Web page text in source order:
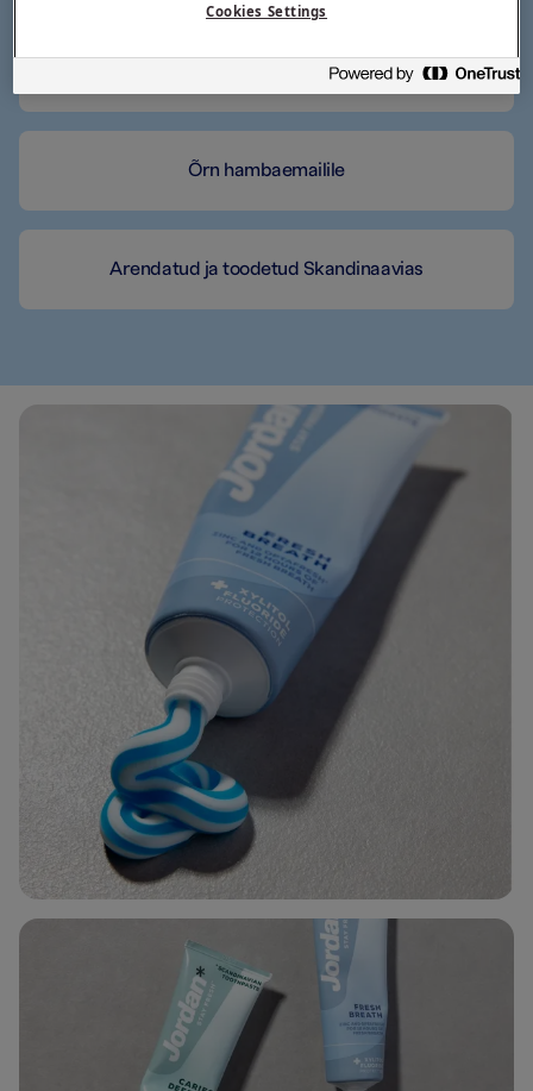
Aitab ennetada halba hingeõhku
Õrn hambaemailile
Arendatud ja toodetud Skandinaavias
Cookies Settings